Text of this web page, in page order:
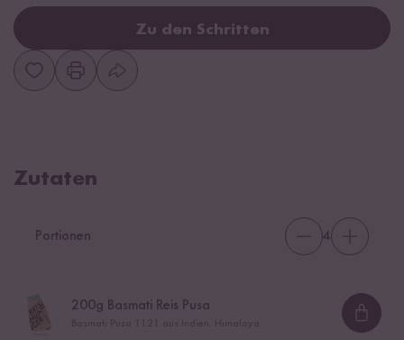
Zu den Schritten
Zutaten
Portionen 4
200g Basmati Reis Pusa